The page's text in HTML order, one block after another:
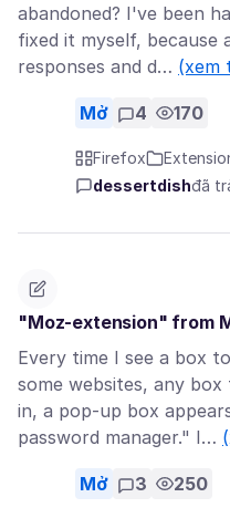
abandoned? I've been
fixed it myself, because
responses and d… (xem
Mở 4 170
Firefox
dessertdishđã
"Moz-extension" from
Every time I see a box
some websites, any
in, a pop-up box
password manager." I…
Mở 3 250